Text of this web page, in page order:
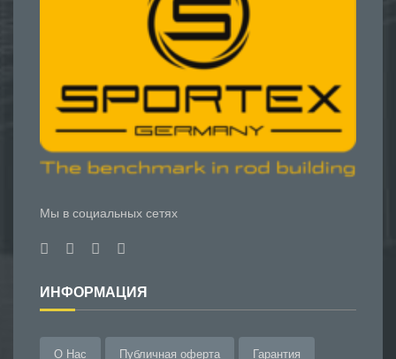
Мы в социальных сетях
ИНФОРМАЦИЯ
О Нас Публичная оферта Гарантия